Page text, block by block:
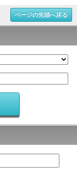
ページの先頭へ戻る